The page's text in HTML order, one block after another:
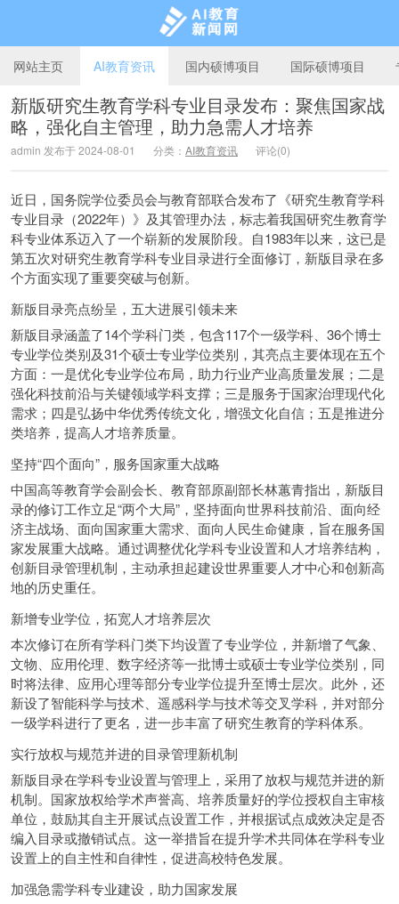
AI教育新闻网
网站主页 AI教育资讯 国内硕博项目 国际硕博项目
新版研究生教育学科专业目录发布：聚焦国家战
略，强化自主管理，助力急需人才培养
admin 发布于 2024-08-01 分类： AI教育资讯 评论(0)
近日，国务院学位委员会与教育部联合发布了《研究生教育学科
专业目录（2022年）》及其管理办法，标志着我国研究生教育学
科专业体系迈入了一个崭新的发展阶段。自1983年以来，这已是
第五次对研究生教育学科专业目录进行全面修订，新版目录在多
个方面实现了重要突破与创新。
新版目录亮点纷呈，五大进展引领未来
新版目录涵盖了14个学科门类，包含117个一级学科、36个博士
专业学位类别及31个硕士专业学位类别，其亮点主要体现在五个
方面：一是优化专业学位布局，助力行业产业高质量发展；二是
强化科技前沿与关键领域学科支撑；三是服务于国家治理现代化
需求；四是弘扬中华优秀传统文化，增强文化自信；五是推进分
类培养，提高人才培养质量。
坚持“四个面向”，服务国家重大战略
中国高等教育学会副会长、教育部原副部长林蕙青指出，新版目
录的修订工作立足“两个大局”，坚持面向世界科技前沿、面向经
济主战场、面向国家重大需求、面向人民生命健康，旨在服务国
家发展重大战略。通过调整优化学科专业设置和人才培养结构，
创新目录管理机制，主动承担起建设世界重要人才中心和创新高
地的历史重任。
新增专业学位，拓宽人才培养层次
本次修订在所有学科门类下均设置了专业学位，并新增了气象、
文物、应用伦理、数字经济等一批博士或硕士专业学位类别，同
时将法律、应用心理等部分专业学位提升至博士层次。此外，还
新设了智能科学与技术、遥感科学与技术等交叉学科，并对部分
一级学科进行了更名，进一步丰富了研究生教育的学科体系。
实行放权与规范并进的目录管理新机制
新版目录在学科专业设置与管理上，采用了放权与规范并进的新
机制。国家放权给学术声誉高、培养质量好的学位授权自主审核
单位，鼓励其自主开展试点设置工作，并根据试点成效决定是否
编入目录或撤销试点。这一举措旨在提升学术共同体在学科专业
设置上的自主性和自律性，促进高校特色发展。
加强急需学科专业建设，助力国家发展